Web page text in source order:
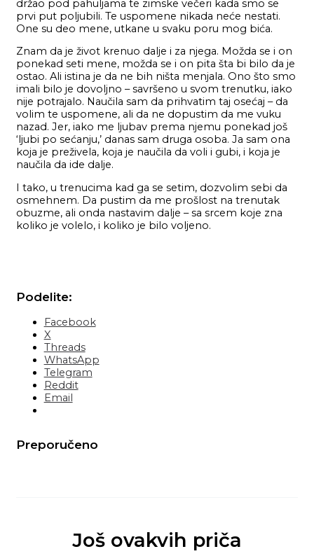
držao pod pahuljama te zimske večeri kada smo se
prvi put poljubili. Te uspomene nikada neće nestati.
One su deo mene, utkane u svaku poru mog bića.
Znam da je život krenuo dalje i za njega. Možda se i on
ponekad seti mene, možda se i on pita šta bi bilo da je
ostao. Ali istina je da ne bih ništa menjala. Ono što smo
imali bilo je dovoljno – savršeno u svom trenutku, iako
nije potrajalo. Naučila sam da prihvatim taj osećaj – da
volim te uspomene, ali da ne dopustim da me vuku
nazad. Jer, iako me ljubav prema njemu ponekad još
‘ljubi po sećanju,’ danas sam druga osoba. Ja sam ona
koja je preživela, koja je naučila da voli i gubi, i koja je
naučila da ide dalje.
I tako, u trenucima kad ga se setim, dozvolim sebi da
osmehnem. Da pustim da me prošlost na trenutak
obuzme, ali onda nastavim dalje – sa srcem koje zna
koliko je volelo, i koliko je bilo voljeno.
Podelite:
Facebook
X
Threads
WhatsApp
Telegram
Reddit
Email
Preporučeno
Još ovakvih priča